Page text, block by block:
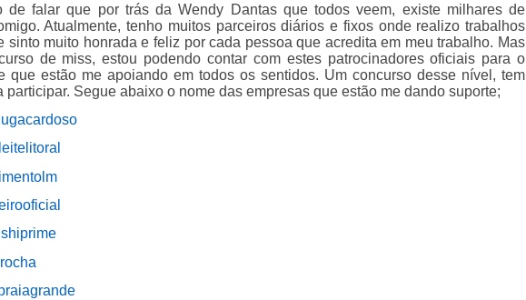
de falar que por trás da Wendy Dantas que todos veem, existe milhares de
Atualmente, tenho muitos parceiros diários e fixos onde realizo trabalhos
sinto muito honrada e feliz por cada pessoa que acredita em meu trabalho. Mas
de miss, estou podendo contar com estes patrocinadores oficiais para o
que estão me apoiando em todos os sentidos. Um concurso desse nível, tem
participar. Segue abaixo o nome das empresas que estão me dando suporte;